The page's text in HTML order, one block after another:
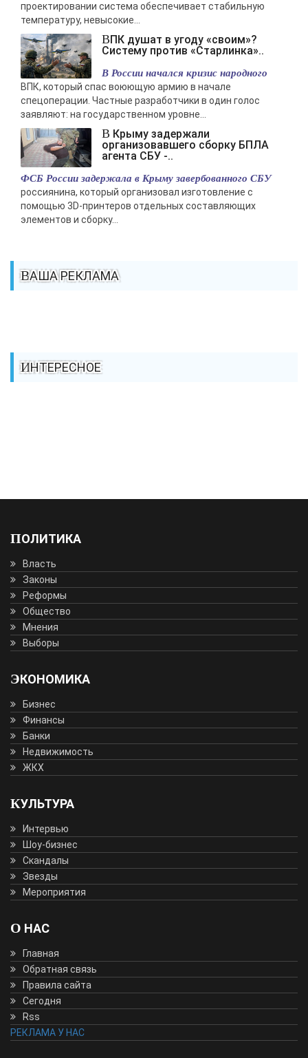
проектировании система обеспечивает стабильную
температуру, невысокие...
ВПК душат в угоду «своим»?
Систему против «Старлинка»..
В России начался кризис народного
ВПК, который спас воюющую армию в начале
спецоперации. Частные разработчики в один голос
заявляют: на государственном уровне...
В Крыму задержали
организовавшего сборку БПЛА
агента СБУ -..
ФСБ России задержала в Крыму завербованного СБУ
россиянина, который организовал изготовление с
помощью 3D-принтеров отдельных составляющих
элементов и сборку...
ВАША РЕКЛАМА
ИНТЕРЕСНОЕ
ПОЛИТИКА
Власть
Законы
Реформы
Общество
Мнения
Выборы
ЭКОНОМИКА
Бизнес
Финансы
Банки
Недвижимость
ЖКХ
КУЛЬТУРА
Интервью
Шоу-бизнес
Скандалы
Звезды
Мероприятия
О НАС
Главная
Обратная связь
Правила сайта
Сегодня
Rss
РЕКЛАМА У НАС